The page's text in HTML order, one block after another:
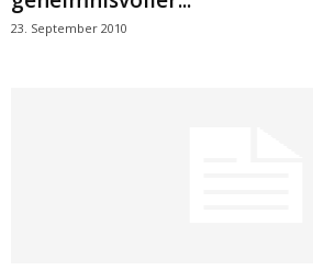
23. September 2010